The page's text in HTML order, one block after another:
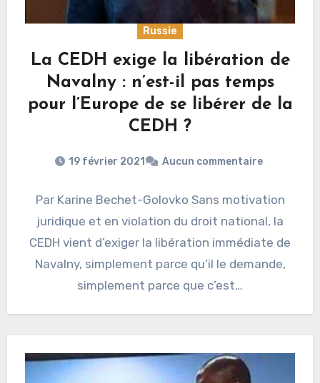
Russie
La CEDH exige la libération de
Navalny : n’est-il pas temps
pour l’Europe de se libérer de la
CEDH ?
19 février 2021 Aucun commentaire
Par Karine Bechet-Golovko Sans motivation
juridique et en violation du droit national, la
CEDH vient d’exiger la libération immédiate de
Navalny, simplement parce qu’il le demande,
simplement parce que c’est…